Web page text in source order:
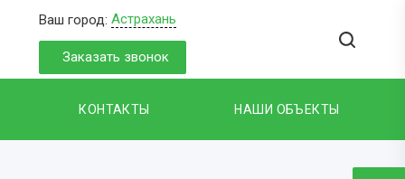
Ваш город: Астрахань
Заказать звонок
КОНТАКТЫ НАШИ ОБЪЕКТЫ